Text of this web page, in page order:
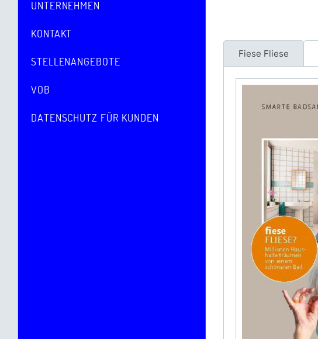
UNTERNEHMEN
KONTAKT
STELLENANGEBOTE
VOB
DATENSCHUTZ FÜR KUNDEN
Fiese Fliese